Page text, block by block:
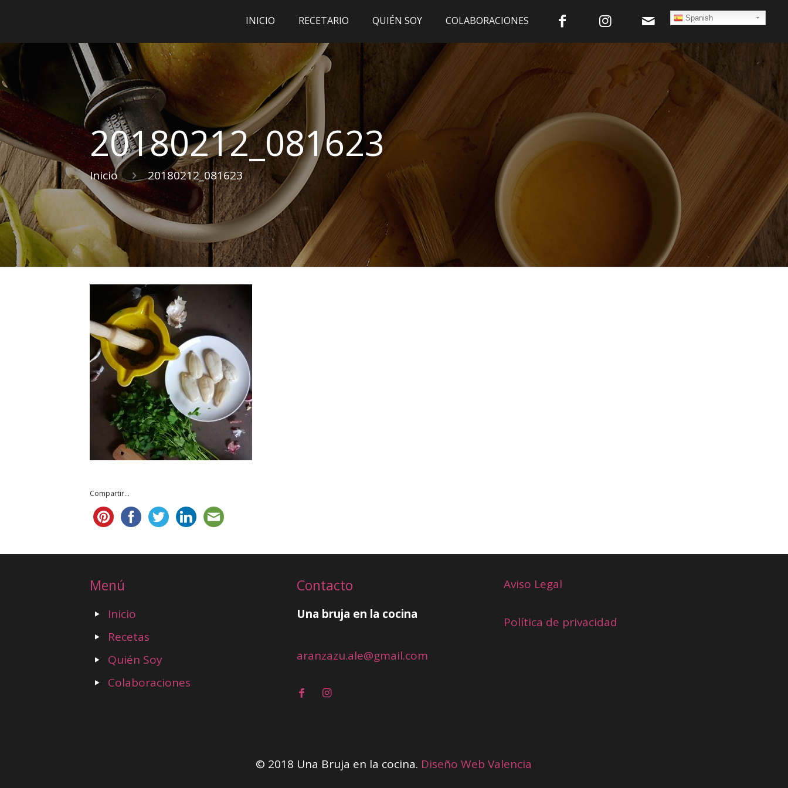
INICIO RECETARIO QUIÉN SOY COLABORACIONES Spanish
20180212_081623
Inicio 20180212_081623
Compartir...
Menú
Inicio
Recetas
Quién Soy
Colaboraciones
Contacto
Una bruja en la cocina
aranzazu.ale@gmail.com
Aviso Legal
Política de privacidad
© 2018 Una Bruja en la cocina. Diseño Web Valencia